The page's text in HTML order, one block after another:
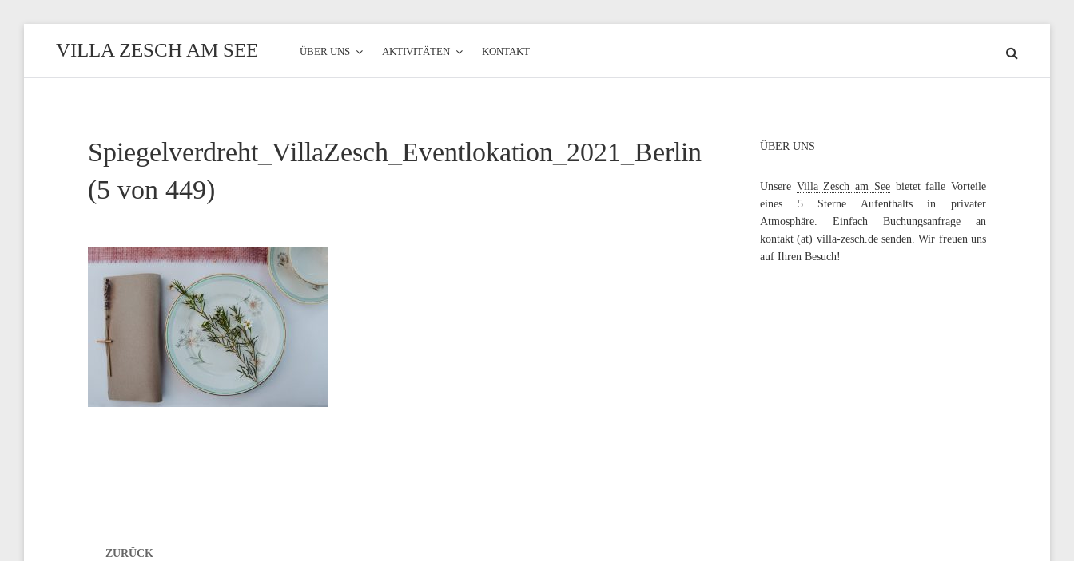
VILLA ZESCH AM SEE
Ambiente
ÜBER UNS AKTIVITÄTEN KONTAKT
Spiegelverdreht_VillaZesch_Eventlokation_2021_Berlin
(5 von 449)
ZURÜCK
ÜBER UNS
Unsere Villa Zesch am Seebietet falle Vorteile
eines 5 Sterne Aufenthalts in privater
Atmosphäre. Einfach Buchungsanfrage an
kontakt (at) villa-zesch.de senden. Wir freuen uns
auf Ihren Besuch!